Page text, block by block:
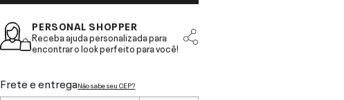
PERSONAL SHOPPER
Receba ajuda personalizada para
encontrar o look perfeito para você!
Frete e entregaNão sabe seu CEP?